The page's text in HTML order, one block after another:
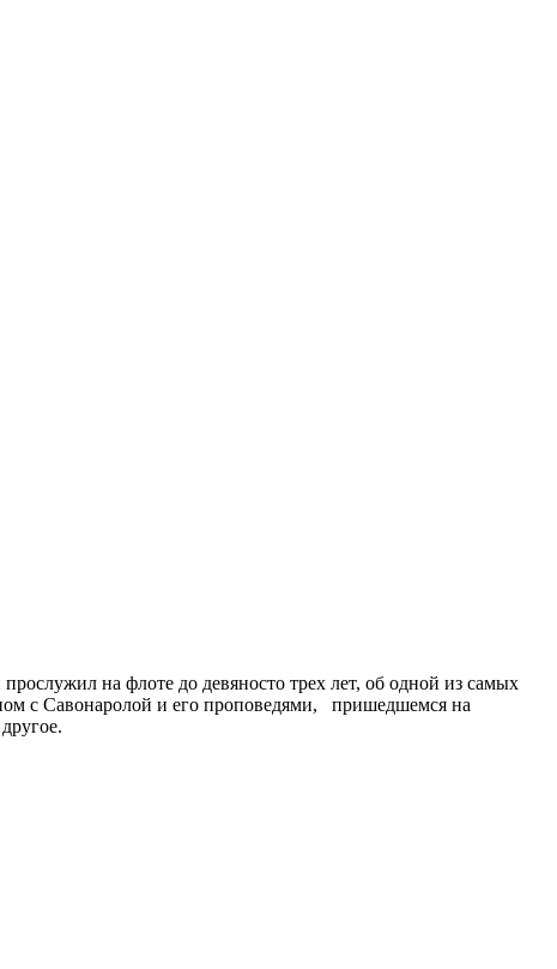
на флоте до девяносто трех лет, об одной из самых
с Савонаролой и его проповедями, пришедшемся на